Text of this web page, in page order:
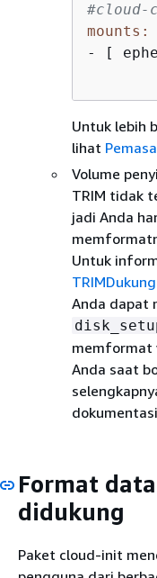
#cloud-
mounts:
- [
Untuk lebih
lihat
Volume
TRIM tidak
jadi Anda
Untuk
Anda dapat
memformat
Anda saat
Format
didukung
Paket cloud-init